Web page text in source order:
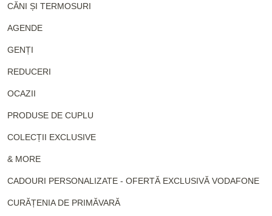
CĂNI ȘI TERMOSURI
AGENDE
GENȚI
REDUCERI
OCAZII
PRODUSE DE CUPLU
COLECȚII EXCLUSIVE
& MORE
CADOURI PERSONALIZATE - OFERTĂ EXCLUSIVĂ VODAFONE
CURĂȚENIA DE PRIMĂVARĂ